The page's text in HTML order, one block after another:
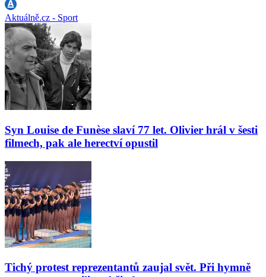
Aktuálně.cz - Sport
Syn Louise de Funèse slaví 77 let. Olivier hrál v šesti
filmech, pak ale herectví opustil
Tichý protest reprezentantů zaujal svět. Při hymně